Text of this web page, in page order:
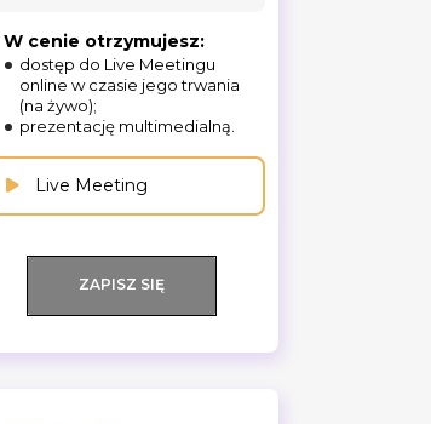
W cenie otrzymujesz:
dostęp do Live Meetingu
online w czasie jego trwania
(na żywo);
prezentację multimedialną.
Live Meeting
ZAPISZ SIĘ